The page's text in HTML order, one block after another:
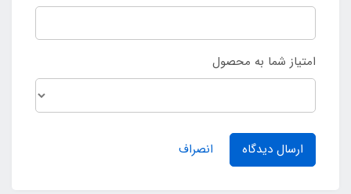
امتیاز شما به محصول
ارسال دیدگاه انصراف